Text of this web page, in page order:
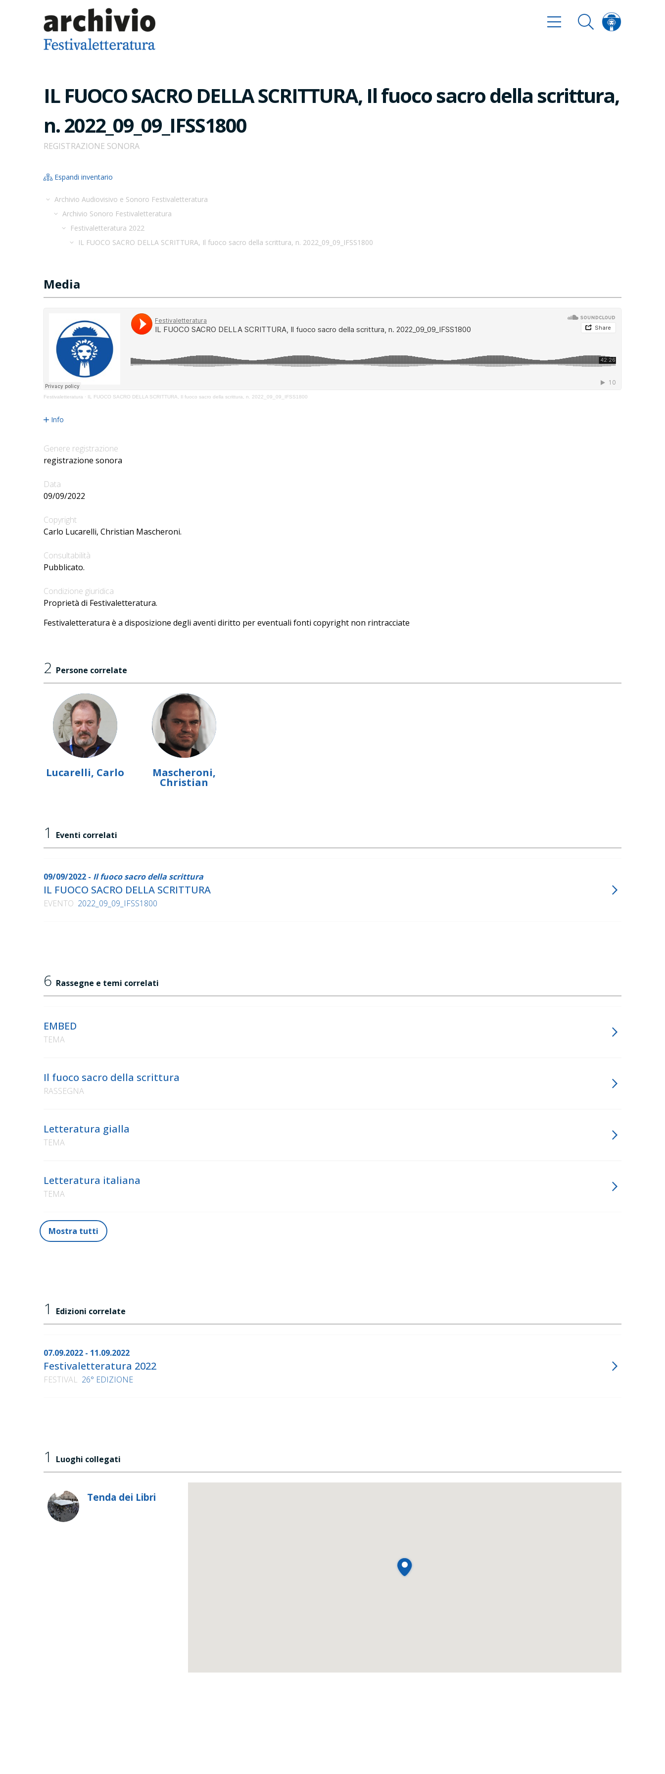
IL FUOCO SACRO DELLA SCRITTURA, Il fuoco sacro della scrittura,
n. 2022_09_09_IFSS1800
REGISTRAZIONE SONORA
Espandi inventario
Archivio Audiovisivo e Sonoro Festivaletteratura
Archivio Sonoro Festivaletteratura
Festivaletteratura 2022
IL FUOCO SACRO DELLA SCRITTURA, Il fuoco sacro della scrittura, n. 2022_09_09_IFSS1800
Media
Festivaletteratura · IL FUOCO SACRO DELLA SCRITTURA, Il fuoco sacro della scrittura, n. 2022_09_09_IFSS1800
Info
Genere registrazione
registrazione sonora
Data
09/09/2022
Copyright
Carlo Lucarelli, Christian Mascheroni.
Consultabilità
Pubblicato.
Condizione giuridica
Proprietà di Festivaletteratura.
Festivaletteratura è a disposizione degli aventi diritto per eventuali fonti copyright non rintracciate
2 Persone correlate
Lucarelli, Carlo Mascheroni,
Christian
1 Eventi correlati
09/09/2022 - Il fuoco sacro della scrittura
IL FUOCO SACRO DELLA SCRITTURA
EVENTO 2022_09_09_IFSS1800
6 Rassegne e temi correlati
EMBED
TEMA
Il fuoco sacro della scrittura
RASSEGNA
Letteratura gialla
TEMA
Letteratura italiana
TEMA
Mostra tutti
1 Edizioni correlate
07.09.2022 - 11.09.2022
Festivaletteratura 2022
FESTIVAL 26° EDIZIONE
1 Luoghi collegati
Tenda dei Libri